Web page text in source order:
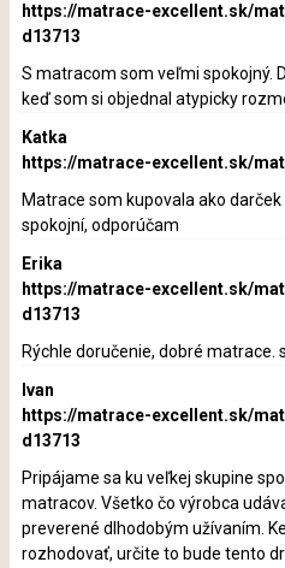
https://matrace-excellent.sk/
d13713
S matracom som veľmi spokojný.
keď som si objednal atypicky
Katka
https://matrace-excellent.sk/
Matrace som kupovala ako
spokojní, odporúčam
Erika
https://matrace-excellent.sk/
d13713
Rýchle doručenie, dobré matrace.
Ivan
https://matrace-excellent.sk/
d13713
Pripájame sa ku veľkej skupine
matracov. Všetko čo výrobca
preverené dlhodobým užívaním.
rozhodovať, určite to bude tento